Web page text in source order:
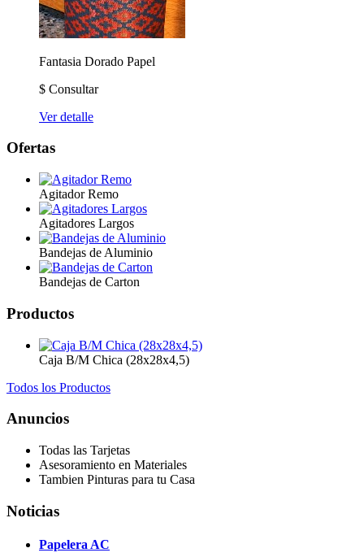
Fantasia Dorado Papel
$ Consultar
Ver detalle
Ofertas
Agitador Remo
Agitadores Largos
Bandejas de Aluminio
Bandejas de Carton
Productos
Caja B/M Chica (28x28x4,5)
Todos los Productos
Anuncios
Todas las Tarjetas
Asesoramiento en Materiales
Tambien Pinturas para tu Casa
Noticias
Papelera AC